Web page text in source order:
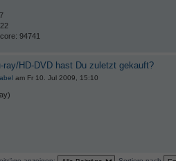
94741
ray/HD-DVD hast Du zuletzt gekauft?
am Fr 10. Jul 2009, 15:10